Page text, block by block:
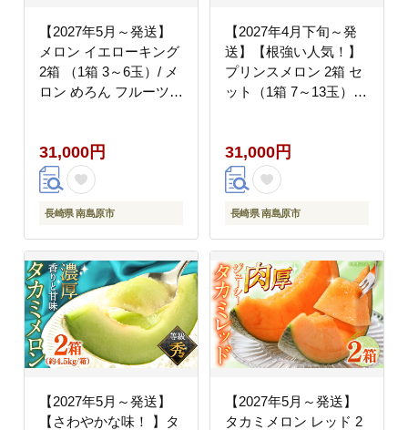
【2027年5月～発送】
メロン イエローキング
2箱 （1箱 3～6玉）/ メ
ロン めろん フルーツ
31,000円
長崎県 南島原市
【2027年4月下旬～発
送】【根強い人気！】
プリンスメロン 2箱 セ
ット（1箱 7～13玉） /
31,000円
長崎県 南島原市
【2027年5月～発送】
【さわやかな味！ 】タ
【2027年5月～発送】
タカミメロン レッド 2